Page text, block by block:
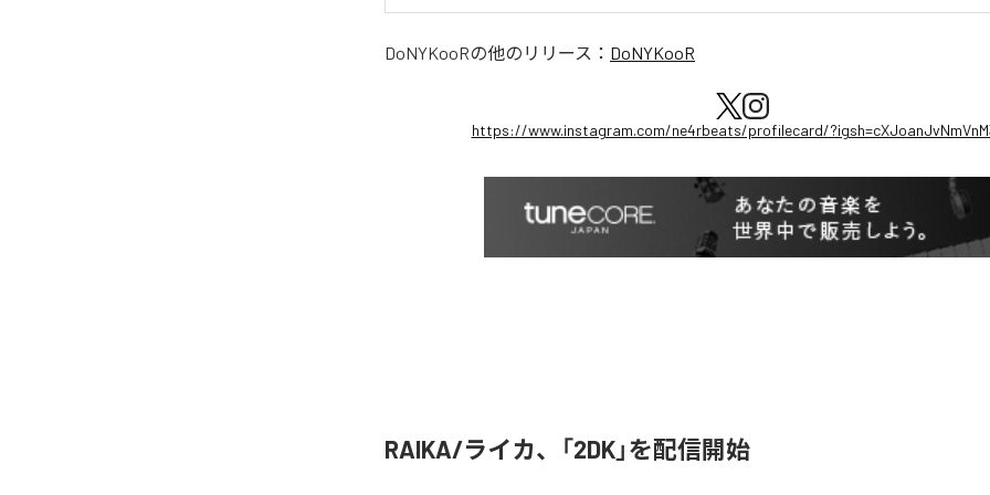
DoNYKooRの他のリリース： DoNYKooR
https://www.instagram.com/ne4rbeats/profilecard/
RAIKA/ライカ、「2DK」を配信開始